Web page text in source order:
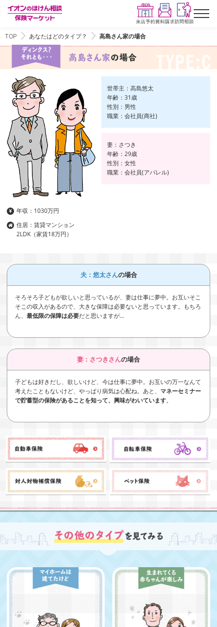
TOP あなたはどのタイプ？ 高島さん家の場合
年収：1030万円
住居：賃貸マンション
2LDK（家賃18万円）
世帯主：高島悠太
年齢：31歳
性別：男性
職業：会社員(商社)
妻：さつき
年齢：29歳
性別：女性
職業：会社員(アパレル)
夫：悠太さんの場合
そろそろ子どもが欲しいと思っているが、妻は仕事に夢中。お互いそこ
そこの収入があるので、大きな保障は必要ないと思っています。もちろ
ん、最低限の保障は必要だと思いますが…
妻：さつきさんの場合
子どもは好きだし、欲しいけど、今は仕事に夢中。お互いの万一なんて
考えたこともないけど、やっぱり病気は心配ね。あと、 マネーセミナー
で貯蓄型の保険があることを知って、興味がわいています。